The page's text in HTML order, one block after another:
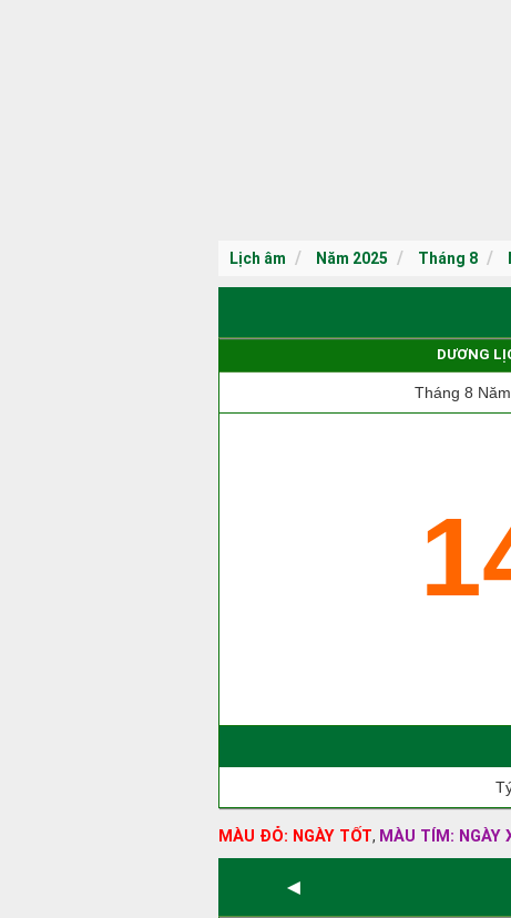
Lịch âm Năm 2025 Tháng 8
DƯƠNG
Tháng 8
MÀU ĐỎ: NGÀY TỐT, MÀU TÍM: NGÀY
◄